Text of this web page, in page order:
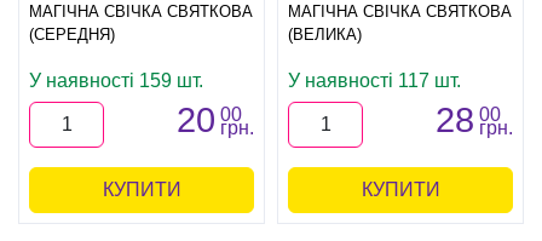
МАГІЧНА СВІЧКА СВЯТКОВА
(СЕРЕДНЯ)
У наявності 159 шт.
20 00
грн.
КУПИТИ
МАГІЧНА СВІЧКА СВЯТКОВА
(ВЕЛИКА)
У наявності 117 шт.
28 00
грн.
КУПИТИ